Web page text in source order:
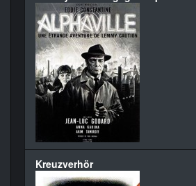
Kreuzverhör